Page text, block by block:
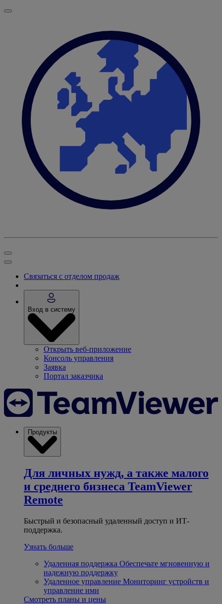
Связаться с отделом продаж
Вход в систему
Открыть веб-приложение
Консоль управления
Заявка
Портал заказчика
Продукты
Для личных нужд, а также малого
и среднего бизнеса TeamViewer
Remote
Быстрый и безопасный удаленный доступ и ИТ-
поддержка.
Узнать больше
Удаленная поддержка Обеспечьте мгновенную и
надежную поддержку
Удаленное управление Мониторинг устройств и
управление ими
Смотреть планы и цены